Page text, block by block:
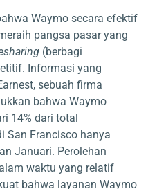
Waymo secara efektif
pangsa pasar yang
(berbagi
Informasi yang
sebuah firma
bahwa Waymo
14% dari total
San Francisco hanya
Januari. Perolehan
waktu yang relatif
bahwa layanan Waymo